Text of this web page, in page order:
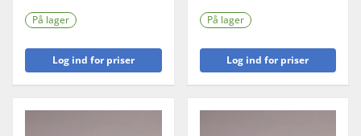
På lager
Log ind for priser
På lager
Log ind for priser